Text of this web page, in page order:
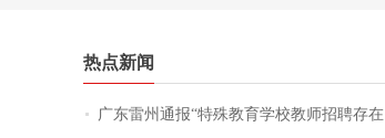
热点新闻
广东雷州通报“特殊教育学校教师招聘存在违规行为”：已启动问责程序 副校长被停职